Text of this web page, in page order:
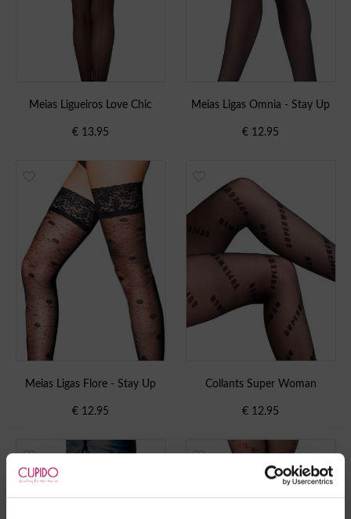
Meias Ligueiros Love Chic
€ 13.95
Meias Ligas Omnia - Stay Up
€ 12.95
Meias Ligas Flore - Stay Up
€ 12.95
Collants Super Woman
€ 12.95